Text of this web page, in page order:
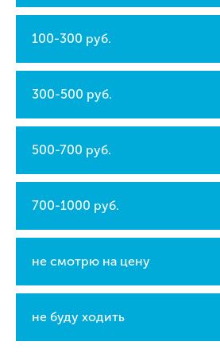
100-300 руб.
300-500 руб.
500-700 руб.
700-1000 руб.
не смотрю на цену
не буду ходить